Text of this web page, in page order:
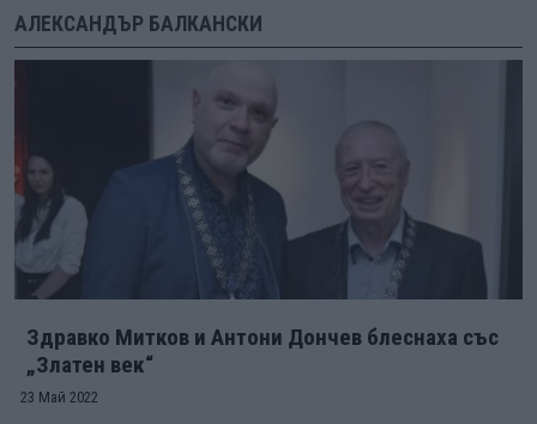
АЛЕКСАНДЪР БАЛКАНСКИ
Здравко Митков и Антони Дончев блеснаха със
„Златен век“
23 Май 2022